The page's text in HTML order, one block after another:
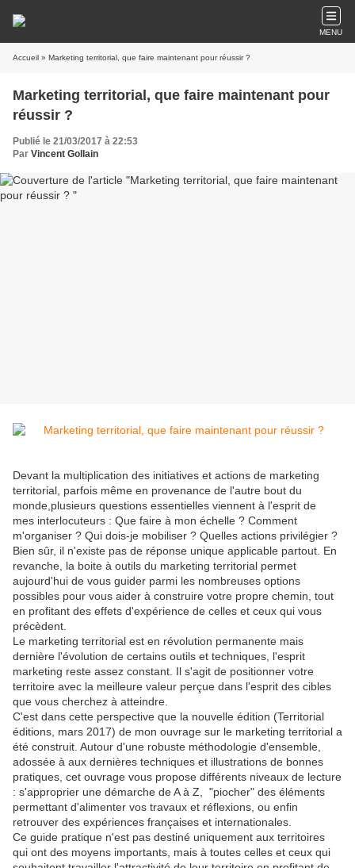
MENU
Accueil » Marketing territorial, que faire maintenant pour réussir ?
Marketing territorial, que faire maintenant pour
réussir ?
Publié le 21/03/2017 à 22:53
Par Vincent Gollain
Devant la multiplication des initiatives et actions de marketing
territorial, parfois même en provenance de l'autre bout du
monde,plusieurs questions essentielles viennent à l'esprit de
mes interlocuteurs : Que faire à mon échelle ? Comment
m'organiser ? Qui dois-je mobiliser ? Quelles actions privilégier ?
Bien sûr, il n'existe pas de réponse unique applicable partout. En
revanche, la boite à outils du marketing territorial permet
aujourd'hui de vous guider parmi les nombreuses options
possibles pour vous aider à construire votre propre chemin, tout
en profitant des effets d'expérience de celles et ceux qui vous
précèdent.
Le marketing territorial est en révolution permanente mais
dernière l'évolution de certains outils et techniques, l'esprit
marketing reste assez constant. Il s'agit de positionner votre
territoire avec la meilleure valeur perçue dans l'esprit des cibles
que vous cherchez à atteindre.
C'est dans cette perspective que la nouvelle édition (Territorial
éditions, mars 2017) de mon ouvrage sur le marketing territorial a
été construit. Autour d'une robuste méthodologie d'ensemble,
adossée à aux dernières techniques et illustrations de bonnes
pratiques, cet ouvrage vous propose différents niveaux de lecture
: s'approprier une démarche de A à Z, "piocher" des éléments
permettant d'alimenter vos travaux et réflexions, ou enfin
retrouver des expériences françaises et internationales.
Ce guide pratique n'est pas destiné uniquement aux territoires
qui ont des moyens importants, mais à toutes celles et ceux qui